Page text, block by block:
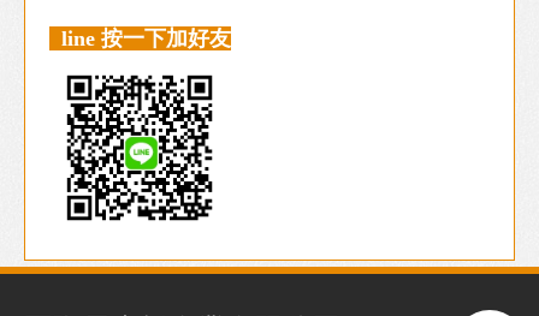
line 按一下加好友